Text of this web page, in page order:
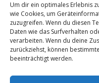
Um dir ein optimales Erlebnis
wie Cookies, um
zuzugreifen. Wenn du diesen
Daten wie das Surfverhalten
verarbeiten. Wenn du deine
zurückziehst, können
beeinträchtigt werden.